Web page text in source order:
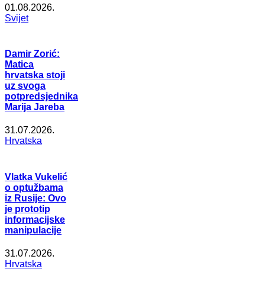
01.08.2026.
Svijet
Damir Zorić:
Matica
hrvatska stoji
uz svoga
potpredsjednika
Marija Jareba
31.07.2026.
Hrvatska
Vlatka Vukelić
o optužbama
iz Rusije: Ovo
je prototip
informacijske
manipulacije
31.07.2026.
Hrvatska